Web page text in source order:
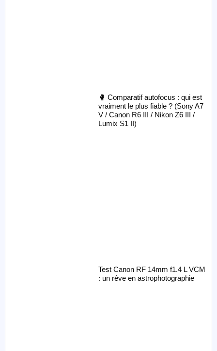
🥊 Comparatif autofocus : qui est
vraiment le plus fiable ? (Sony A7
V / Canon R6 III / Nikon Z6 III /
Lumix S1 II)
Test Canon RF 14mm f1.4 L VCM
: un rêve en astrophotographie